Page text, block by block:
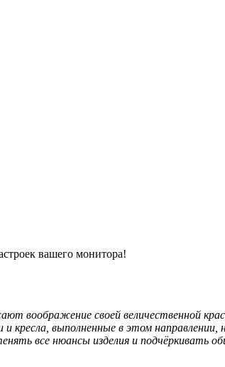
вашего монитора!
воображение своей величественной
выполненные в этом
все нюансы изделия и подчёркивать